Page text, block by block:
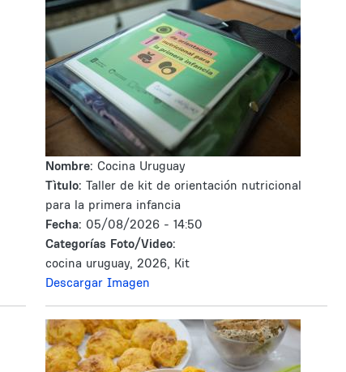
Nombre: Cocina Uruguay
Tìtulo: Taller de kit de orientación nutricional
para la primera infancia
Fecha: 05/08/2026 - 14:50
Categorías Foto/Video:
cocina uruguay, 2026, Kit
Descargar Imagen